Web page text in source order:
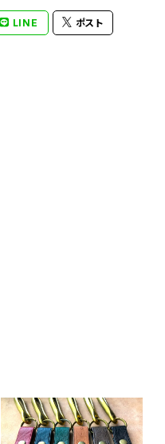
LINE ポスト